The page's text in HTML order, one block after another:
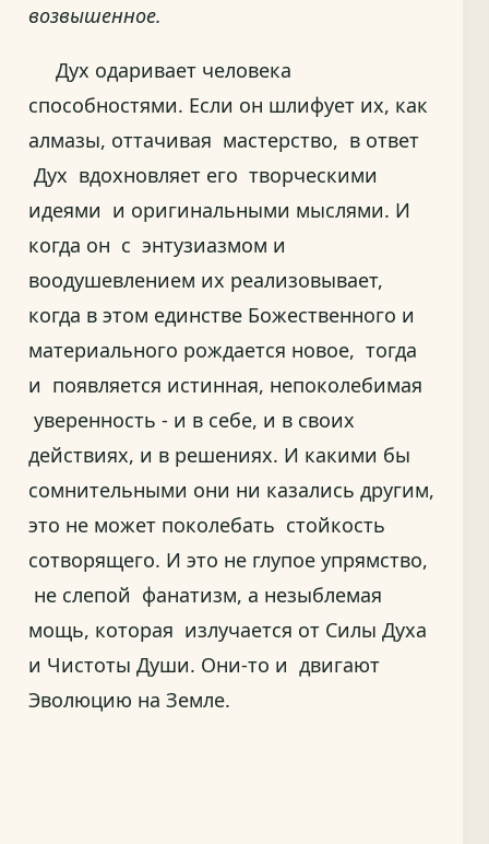
возвышенное.
Дух одаривает человека
способностями. Если он шлифует их, как
алмазы, оттачивая мастерство, в ответ
Дух вдохновляет его творческими
идеями и оригинальными мыслями. И
когда он с энтузиазмом и
воодушевлением их реализовывает,
когда в этом единстве Божественного и
материального рождается новое, тогда
и появляется истинная, непоколебимая
уверенность - и в себе, и в своих
действиях, и в решениях. И какими бы
сомнительными они ни казались другим,
это не может поколебать стойкость
сотворящего. И это не глупое упрямство,
не слепой фанатизм, а незыблемая
мощь, которая излучается от Силы Духа
и Чистоты Души. Они-то и двигают
Эволюцию на Земле.